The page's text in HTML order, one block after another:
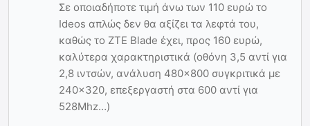
Σε οποιαδήποτε τιμή άνω των 110 ευρώ το
Ideos απλώς δεν θα αξίζει τα λεφτά του,
καθώς το ZTE Blade έχει, προς 160 ευρώ,
καλύτερα χαρακτηριστικά (οθόνη 3,5 αντί για
2,8 ιντσών, ανάλυση 480×800 συγκριτικά με
240×320, επεξεργαστή στα 600 αντί για
528Mhz…)